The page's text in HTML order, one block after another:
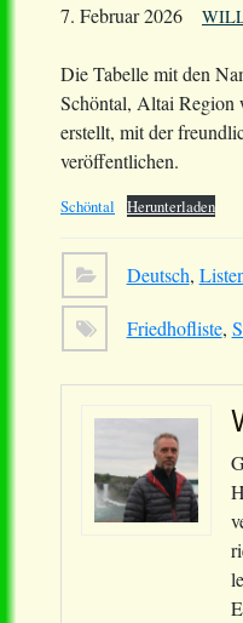
7. Februar 2026
Die Tabelle mit den
Schöntal, Altai Region
erstellt, mit der
veröffentlichen.
Schöntal Herunterladen
Deutsch,
Friedhofliste,